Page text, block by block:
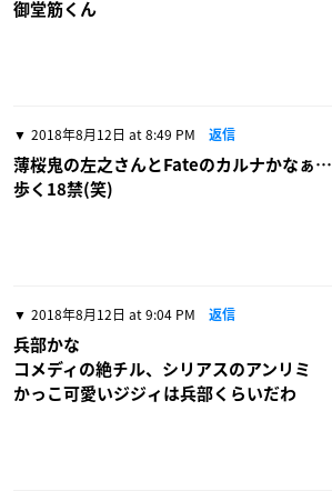
御堂筋くん
2018年8月12日 at 8:49 PM 返信
薄桜鬼の左之さんとFateのカルナかなぁ…
歩く18禁(笑)
2018年8月12日 at 9:04 PM 返信
兵部かな
コメディの絶チル、シリアスのアンリミ
かっこ可愛いジジィは兵部くらいだわ